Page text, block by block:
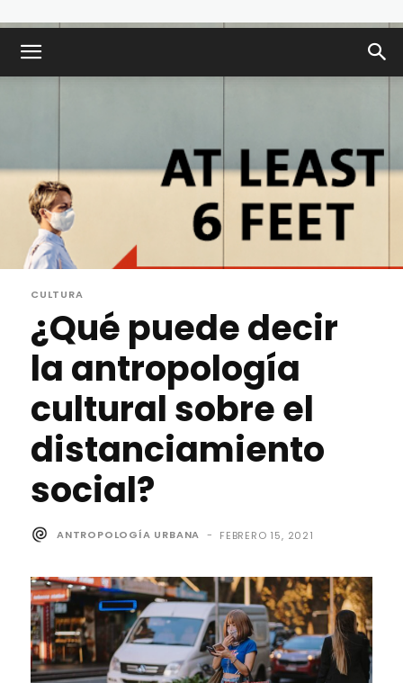
CULTURA
¿Qué puede decir
la antropología
cultural sobre el
distanciamiento
social?
ANTROPOLOGÍA URBANA - FEBRERO 15, 2021